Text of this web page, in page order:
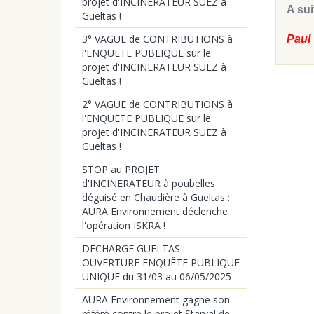
A
Paul
Gueltas !
3° VAGUE de CONTRIBUTIONS à
l'ENQUETE PUBLIQUE sur le
projet d'INCINERATEUR SUEZ à
Gueltas !
2° VAGUE de CONTRIBUTIONS à
l'ENQUETE PUBLIQUE sur le
projet d'INCINERATEUR SUEZ à
Gueltas !
STOP au PROJET
d'INCINERATEUR à poubelles
déguisé en Chaudière à Gueltas :
AURA Environnement déclenche
l'opération ISKRA !
DECHARGE GUELTAS :
OUVERTURE ENQUÊTE PUBLIQUE
UNIQUE du 31/03 au 06/05/2025
AURA Environnement gagne son